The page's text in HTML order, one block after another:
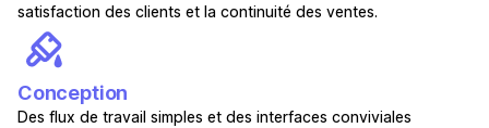
satisfaction des clients et la continuité des ventes.
Conception
Des flux de travail simples et des interfaces conviviales